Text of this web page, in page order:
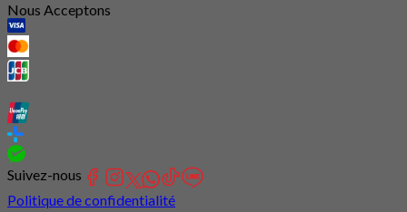
Nous Acceptons
Suivez-nous
Politique de confidentialité